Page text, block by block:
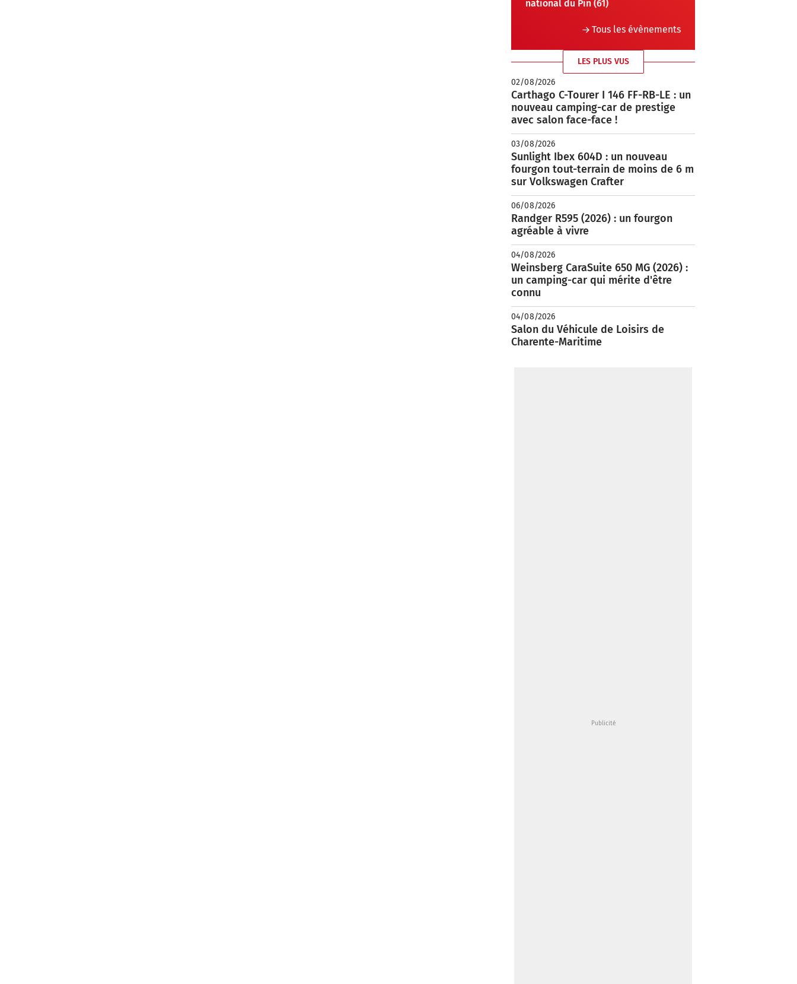
national du Pin (61)
Tous les évènements
LES PLUS VUS
02/08/2026
Carthago C-Tourer I 146 FF-RB-LE : un
nouveau camping-car de prestige
avec salon face-face !
03/08/2026
Sunlight Ibex 604D : un nouveau
fourgon tout-terrain de moins de 6 m
sur Volkswagen Crafter
06/08/2026
Randger R595 (2026) : un fourgon
agréable à vivre
04/08/2026
Weinsberg CaraSuite 650 MG (2026) :
un camping-car qui mérite d'être
connu
04/08/2026
Salon du Véhicule de Loisirs de
Charente-Maritime